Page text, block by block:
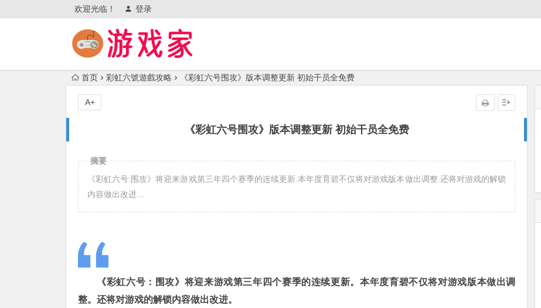
欢迎光临！ 登录
首页 彩虹六號遊戲攻略 《彩虹六号围攻》版本调整更新 初始干员全免费
《彩虹六号围攻》版本调整更新 初始干员全免费
A+
摘要
《彩虹六号:围攻》将迎来游戏第三年四个赛季的连续更新.本年度育碧不仅将对游戏版本做出调整.还将对游戏的解锁
内容做出改进…
《彩虹六号：围攻》将迎来游戏第三年四个赛季的连续更新。本年度育碧不仅将对游戏版本做出调
整。还将对游戏的解锁内容做出改进。